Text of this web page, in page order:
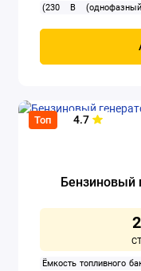
(230 В
Топ 4.7
Бензиновый
Ёмкость топливного